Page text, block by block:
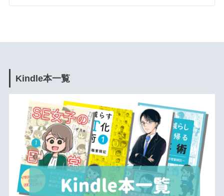
Kindle本一覧